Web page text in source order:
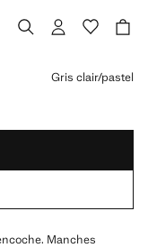
Gris clair/pastel
Manches